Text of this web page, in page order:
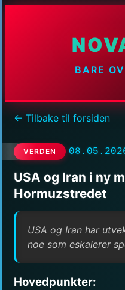
BARE
← Tilbake til forsiden
VERDEN
USA og Iran i ny
Hormuzstredet
USA og Iran har
noe som eskalerer
Hovedpunkter: